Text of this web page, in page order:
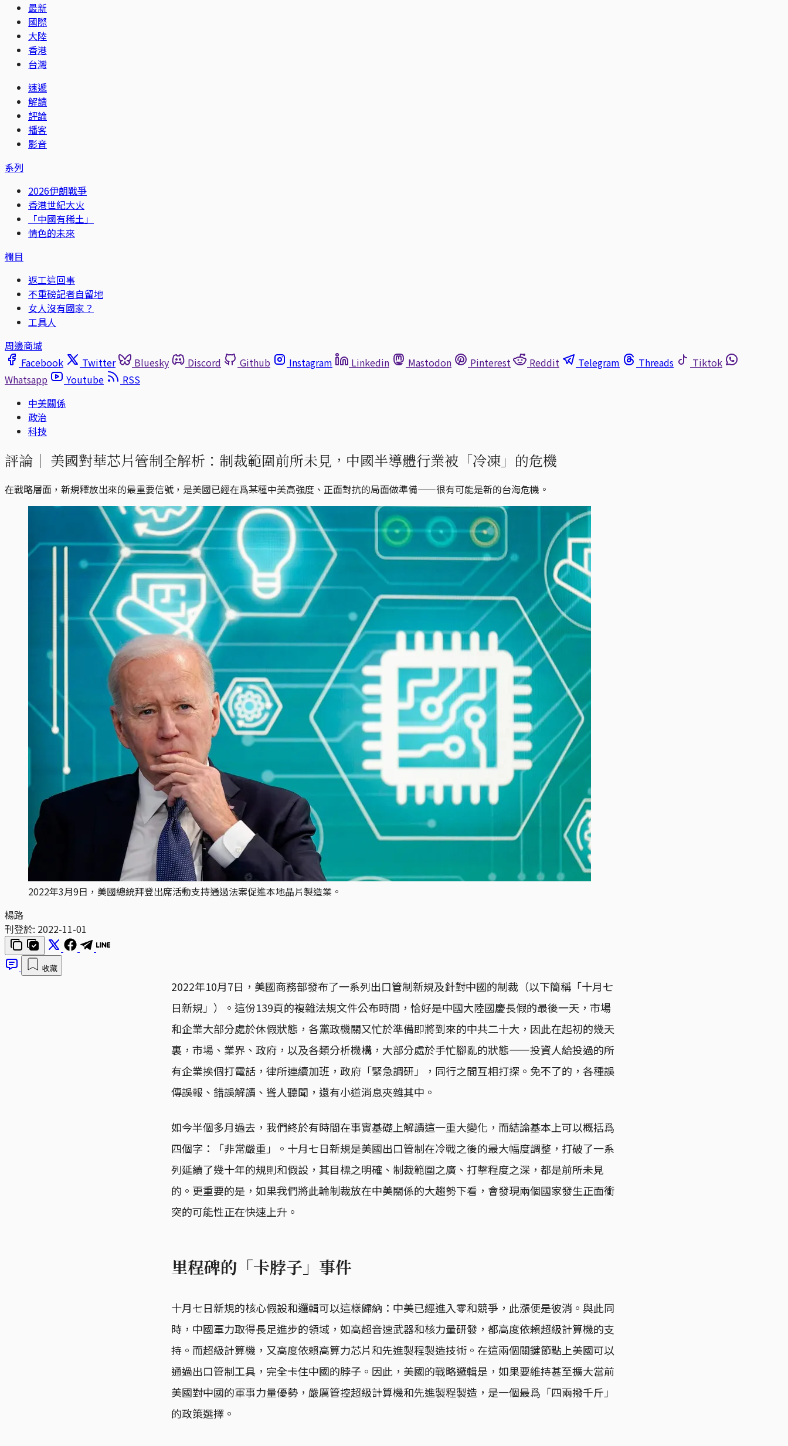
最新
國際
大陸
香港
台灣
速遞
解讀
評論
播客
影音
系列
2026伊朗戰爭
香港世紀大火
「中國有稀土」
情色的未來
欄目
返工這回事
不重磅記者自留地
女人沒有國家？
工具人
周邊商城
Facebook
Twitter Bluesky Discord Github Instagram Linkedin Mastodon Pinterest Reddit Telegram Threads
Tiktok
Whatsapp
Youtube
RSS
中美關係
政治
科技
評論｜ 美國對華芯片管制全解析：制裁範圍前所未見，中國半導體行業被「冷凍」的危機
在戰略層面，新規釋放出來的最重要信號，是美國已經在爲某種中美高強度、正面對抗的局面做準備——很有可能是新的台海危機。
2022年3月9日，美國總統拜登出席活動支持通過法案促進本地晶片製造業。
楊路
刊登於: 2022-11-01
收藏
2022年10月7日，美國商務部發布了一系列出口管制新規及針對中國的制裁（以下簡稱「十月七
日新規」）。這份139頁的複雜法規文件公布時間，恰好是中國大陸國慶長假的最後一天，市場
和企業大部分處於休假狀態，各黨政機關又忙於準備即將到來的中共二十大，因此在起初的幾天
裏，市場、業界、政府，以及各類分析機構，大部分處於手忙腳亂的狀態——投資人給投過的所
有企業挨個打電話，律所連續加班，政府「緊急調研」，同行之間互相打探。免不了的，各種誤
傳誤報、錯誤解讀、聳人聽聞，還有小道消息夾雜其中。
如今半個多月過去，我們終於有時間在事實基礎上解讀這一重大變化，而結論基本上可以概括爲
四個字：「非常嚴重」。十月七日新規是美國出口管制在冷戰之後的最大幅度調整，打破了一系
列延續了幾十年的規則和假設，其目標之明確、制裁範圍之廣、打擊程度之深，都是前所未見
的。更重要的是，如果我們將此輪制裁放在中美關係的大趨勢下看，會發現兩個國家發生正面衝
突的可能性正在快速上升。
里程碑的「卡脖子」事件
十月七日新規的核心假設和邏輯可以這樣歸納：中美已經進入零和競爭，此漲便是彼消。與此同
時，中國軍力取得長足進步的領域，如高超音速武器和核力量研發，都高度依賴超級計算機的支
持。而超級計算機，又高度依賴高算力芯片和先進製程製造技術。在這兩個關鍵節點上美國可以
通過出口管制工具，完全卡住中國的脖子。因此，美國的戰略邏輯是，如果要維持甚至擴大當前
美國對中國的軍事力量優勢，嚴厲管控超級計算機和先進製程製造，是一個最爲「四兩撥千斤」
的政策選擇。